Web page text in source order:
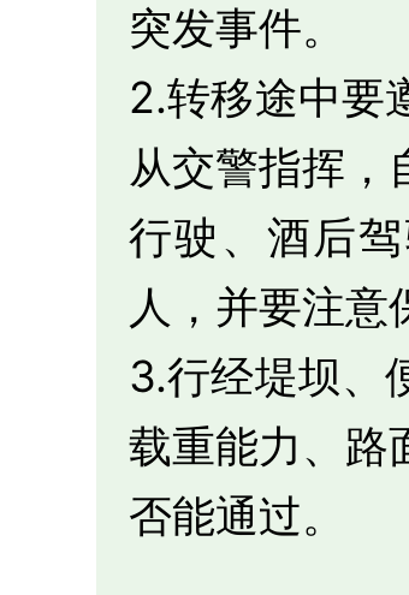
突发事件。
2.转移途中要
从交警指挥，
行驶、酒后
人，并要注意
3.行经堤坝、
载重能力、路
否能通过。